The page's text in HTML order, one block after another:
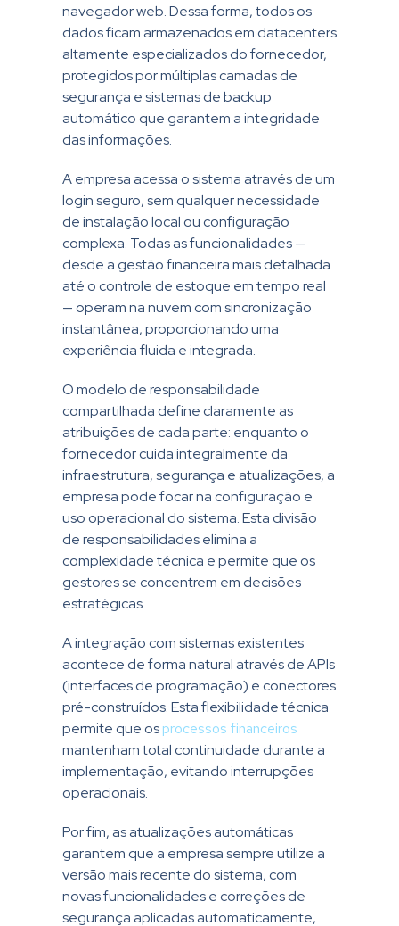
navegador web. Dessa forma, todos os
dados ficam armazenados em datacenters
altamente especializados do fornecedor,
protegidos por múltiplas camadas de
segurança e sistemas de backup
automático que garantem a integridade
das informações.
A empresa acessa o sistema através de um
login seguro, sem qualquer necessidade
de instalação local ou configuração
complexa. Todas as funcionalidades —
desde a gestão financeira mais detalhada
até o controle de estoque em tempo real
— operam na nuvem com sincronização
instantânea, proporcionando uma
experiência fluida e integrada.
O modelo de responsabilidade
compartilhada define claramente as
atribuições de cada parte: enquanto o
fornecedor cuida integralmente da
infraestrutura, segurança e atualizações, a
empresa pode focar na configuração e
uso operacional do sistema. Esta divisão
de responsabilidades elimina a
complexidade técnica e permite que os
gestores se concentrem em decisões
estratégicas.
A integração com sistemas existentes
acontece de forma natural através de APIs
(interfaces de programação) e conectores
pré-construídos. Esta flexibilidade técnica
permite que osprocessos financeiros
mantenham total continuidade durante a
implementação, evitando interrupções
operacionais.
Por fim, as atualizações automáticas
garantem que a empresa sempre utilize a
versão mais recente do sistema, com
novas funcionalidades e correções de
segurança aplicadas automaticamente,